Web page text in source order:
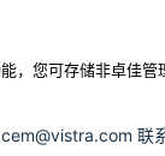
，您可存储非卓佳
联